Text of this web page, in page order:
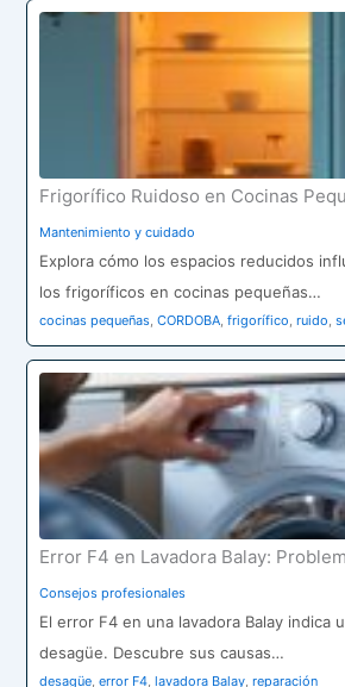
Frigorífico Ruidoso en Cocinas
Mantenimiento y cuidado
Explora cómo los espacios reducidos
los frigoríficos en cocinas pequeñas…
cocinas pequeñas,CORDOBA,frigorífico,ruido,
Error F4 en Lavadora Balay:
Consejos profesionales
El error F4 en una lavadora Balay indica
desagüe. Descubre sus causas…
desagüe,error F4,lavadora Balay,reparación